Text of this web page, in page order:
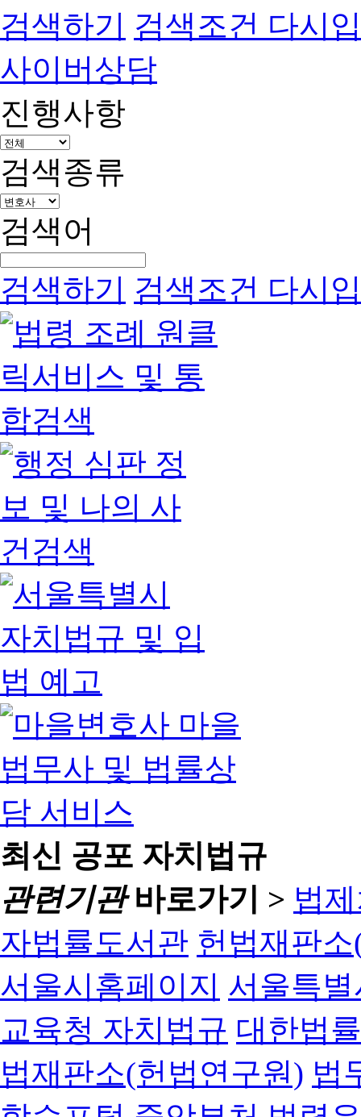
검색하기 검색조건 다시
사이버상담
진행사항
검색종류
검색어
검색하기 검색조건 다시
최신 공포 자치법규
관련기관바로가기 > 법
자법률도서관 헌법재판
서울시홈페이지 서울특
교육청 자치법규 대한법
법재판소(헌법연구원) 법